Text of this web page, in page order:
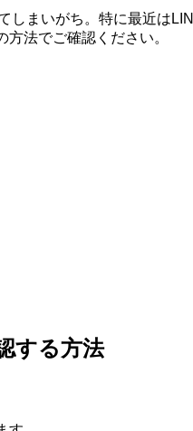
しまいがち。特に最近
法でご確認ください。
する方法